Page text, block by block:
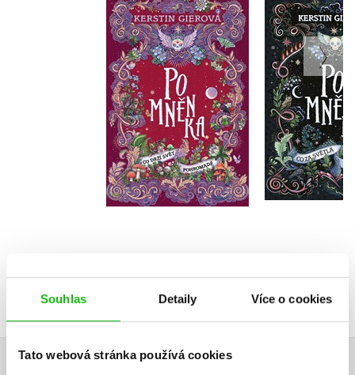
Souhlas Detaily Více o cookies
Tato webová stránka používá cookies
Pomněnka: Co drží
svět pohromadě
Kerstin Gier
Do košíku
499 Kč
399 Kč
světla
Kerstin
Do
319 Kč